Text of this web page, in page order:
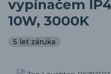
vypínačem
10W, 3000K
5 let záruka